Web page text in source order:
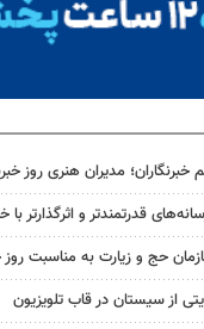
خبرنگاران؛ مدیران هنری روز
قدرتمندتر و اثرگذارتر
حج و زیارت به مناسبت روز
از سیستان در قاب تلویزیون